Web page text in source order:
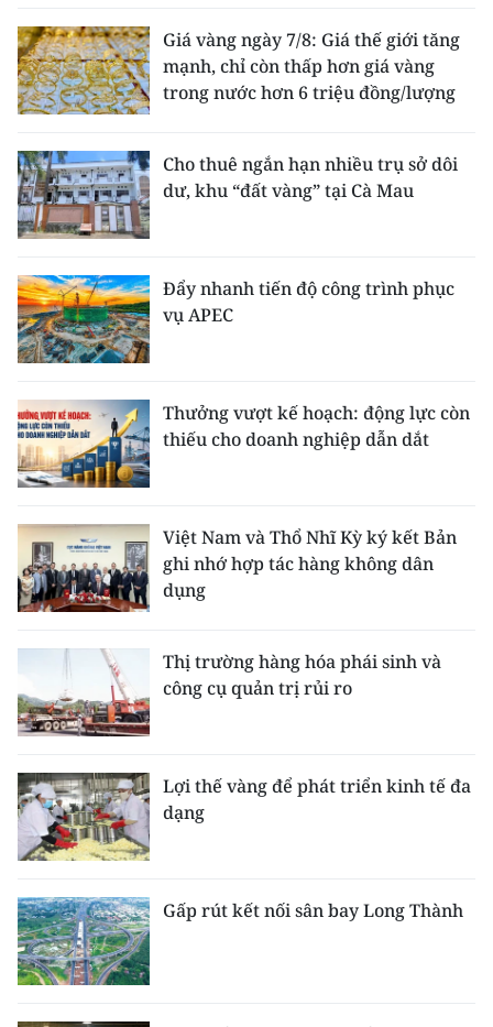
Giá vàng ngày 7/8: Giá thế giới tăng
mạnh, chỉ còn thấp hơn giá vàng
trong nước hơn 6 triệu đồng/lượng
Cho thuê ngắn hạn nhiều trụ sở dôi
dư, khu “đất vàng” tại Cà Mau
Đẩy nhanh tiến độ công trình phục
vụ APEC
Thưởng vượt kế hoạch: động lực còn
thiếu cho doanh nghiệp dẫn dắt
Việt Nam và Thổ Nhĩ Kỳ ký kết Bản
ghi nhớ hợp tác hàng không dân
dụng
Thị trường hàng hóa phái sinh và
công cụ quản trị rủi ro
Lợi thế vàng để phát triển kinh tế đa
dạng
Gấp rút kết nối sân bay Long Thành